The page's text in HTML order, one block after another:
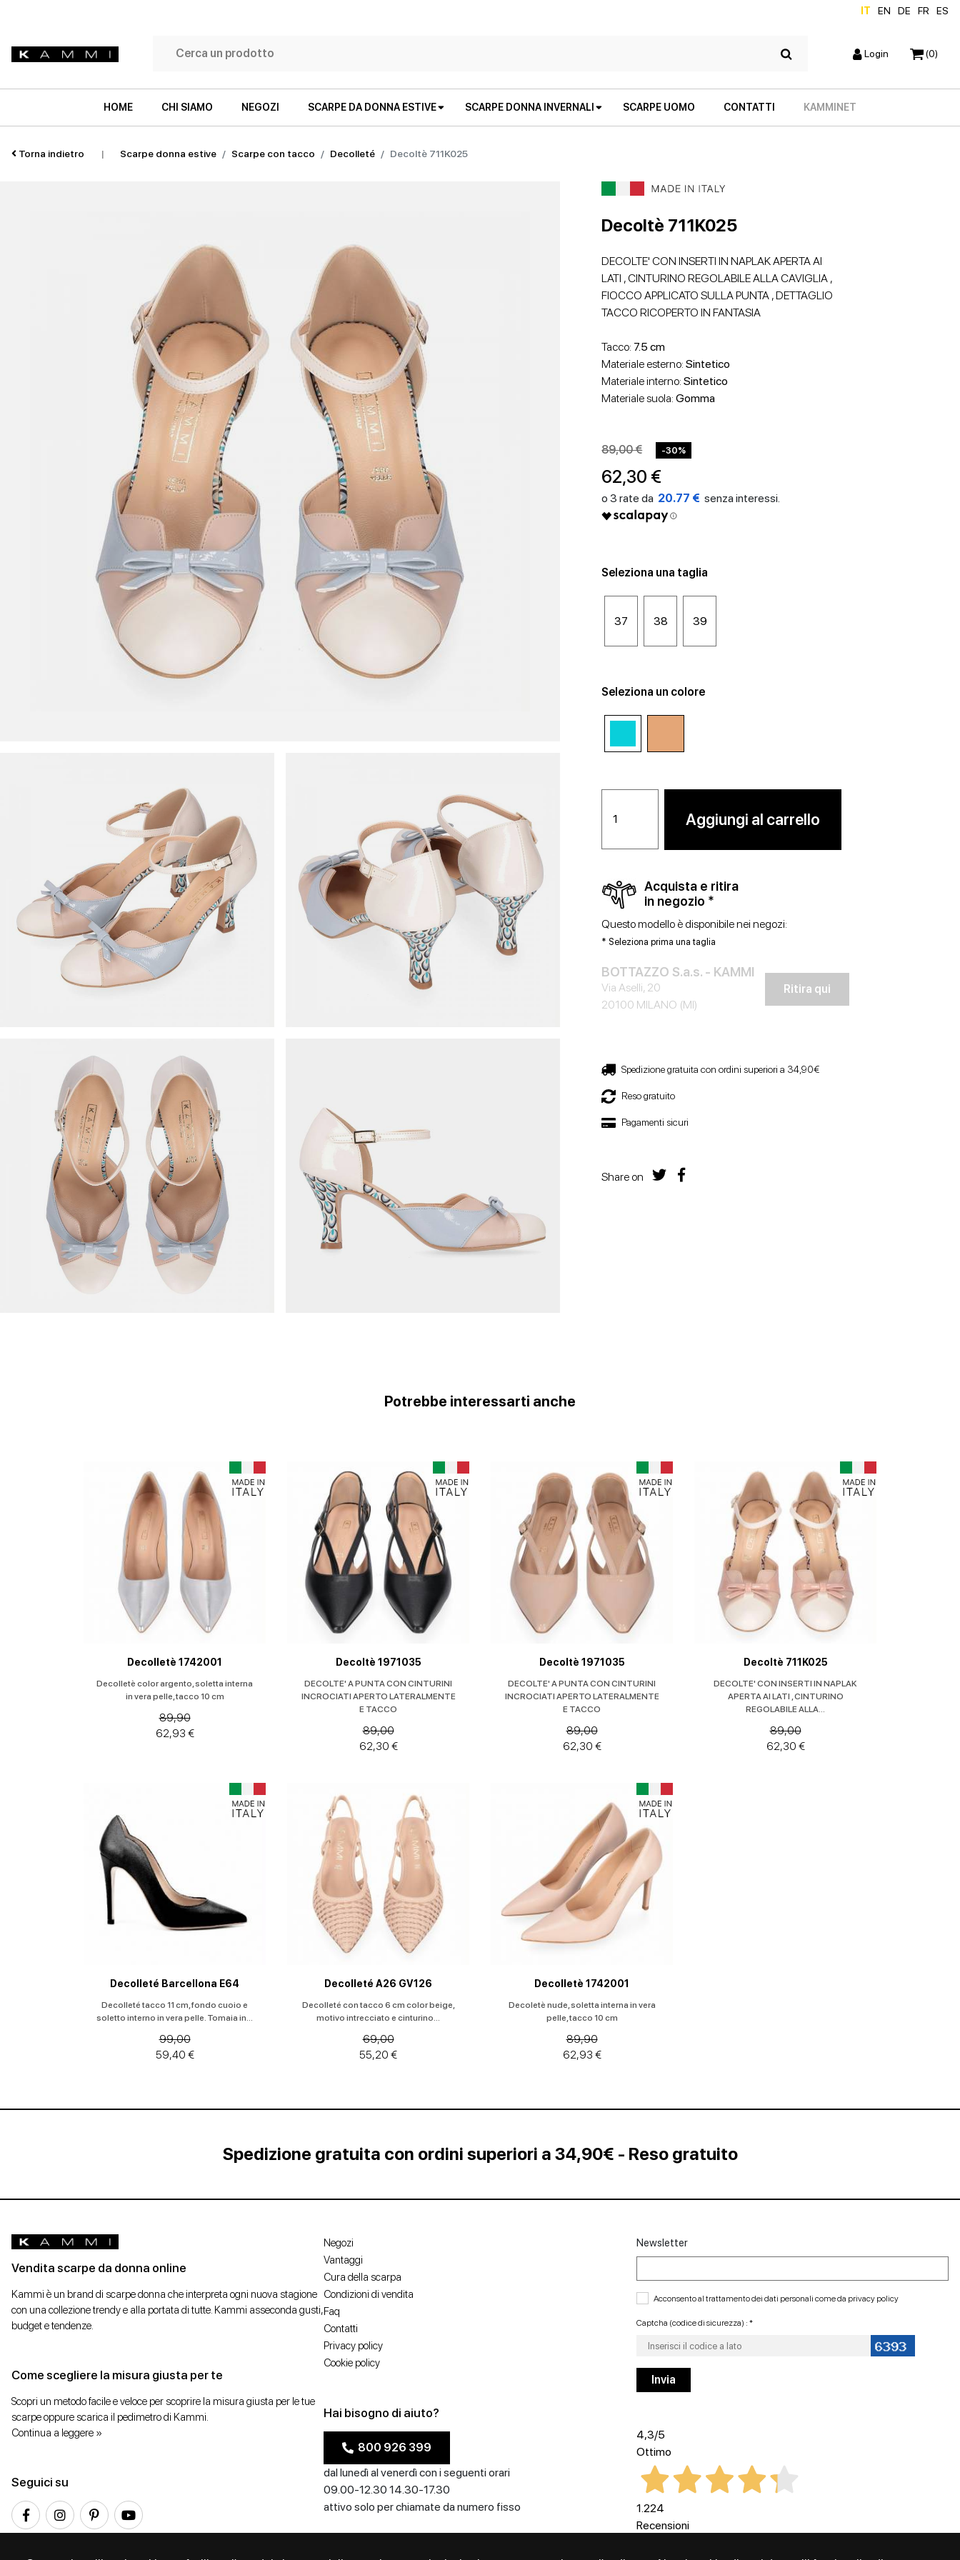
IT EN DE FR ES
Login (0)
HOME CHI SIAMO NEGOZI SCARPE DA DONNA ESTIVE
SNEAKERS SANDALI BASSI STIVALI E STIVALETTI ZEPPE
SANDALI CON TACCO SCARPE CON TACCO
SCARPE DONNA INVERNALI
SNEAKERS STIVALI E STIVALETTI SCARPE CON TACCO
SCARPE BASSE
SCARPE UOMO CONTATTI KAMMINET
Torna indietro | Scarpe donna estive Scarpe con tacco Decolleté Decoltè 711K025
Decoltè 711K025
DECOLTE' CON INSERTI IN NAPLAK APERTA AI
LATI , CINTURINO REGOLABILE ALLA CAVIGLIA ,
FIOCCO APPLICATO SULLA PUNTA , DETTAGLIO
TACCO RICOPERTO IN FANTASIA
Tacco: 7.5 cm
Materiale esterno:Sintetico
Materiale interno:Sintetico
Materiale suola:Gomma
89,00 € -30%
62,30 €
20.77 €
Seleziona una taglia
37 38 39
Seleziona un colore
Aggiungi al carrello
Acquista e ritira
in negozio *
Questo modello è disponibile nei negozi:
* Seleziona prima una taglia
BOTTAZZO S.a.s. - KAMMI
Via Aselli, 20
20100 MILANO (MI)
Ritira qui
Spedizione gratuita con ordini superiori a 34,90€
Reso gratuito
Pagamenti sicuri
Share on
Potrebbe interessarti anche
Decolletè 1742001
Decolletè color argento, soletta interna
in vera pelle, tacco 10 cm
89,90
62,93 €
Decoltè 1971035
DECOLTE' A PUNTA CON CINTURINI
INCROCIATI APERTO LATERALMENTE
E TACCO
89,00
62,30 €
Decoltè 1971035
DECOLTE' A PUNTA CON CINTURINI
INCROCIATI APERTO LATERALMENTE
E TACCO
89,00
62,30 €
Decoltè 711K025
DECOLTE' CON INSERTI IN NAPLAK
APERTA AI LATI , CINTURINO
REGOLABILE ALLA...
89,00
62,30 €
Decolleté Barcellona E64
Decolleté tacco 11 cm, fondo cuoio e
soletto interno in vera pelle. Tomaia in...
99,00
59,40 €
Decolleté A26 GV126
Decolleté con tacco 6 cm color beige,
motivo intrecciato e cinturino...
69,00
55,20 €
Decolletè 1742001
Decoletè nude, soletta interna in vera
pelle, tacco 10 cm
89,90
62,93 €
Spedizione gratuita con ordini superiori a 34,90€ - Reso gratuito
Vendita scarpe da donna online
Kammi è un brand di scarpe donna che interpreta ogni nuova stagione
con una collezione trendy e alla portata di tutte. Kammi asseconda gusti,
budget e tendenze.
Come scegliere la misura giusta per te
Scopri un metodo facile e veloce per scoprire la misura giusta per le tue
scarpe oppure scarica il pedimetro di Kammi.
Continua a leggere »
Seguici su
Negozi
Vantaggi
Cura della scarpa
Condizioni di vendita
Faq
Contatti
Privacy policy
Cookie policy
Hai bisogno di aiuto?
800 926 399
dal lunedì al venerdì con i seguenti orari
09.00-12.30 14.30-17.30
attivo solo per chiamate da numero fisso
Newsletter
Acconsento al trattamento dei dati personali come da privacy policy
Captcha (codice di sicurezza) : *
4,3/5
Ottimo
1.224
Recensioni